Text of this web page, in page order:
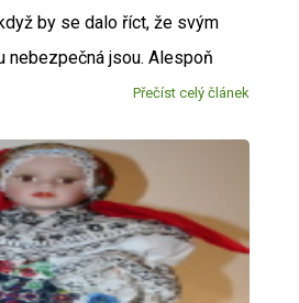
by se dalo říct, že svým
nebezpečná jsou. Alespoň
Přečíst celý článek